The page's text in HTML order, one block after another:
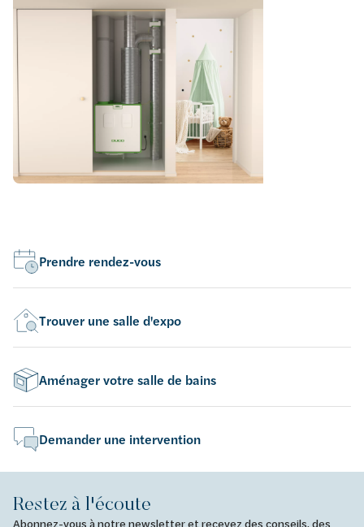
Prendre rendez-vous
Trouver une salle d'expo
Aménager votre salle de bains
Demander une intervention
Restez à l'écoute
Abonnez-vous à notre newsletter et recevez des conseils, des